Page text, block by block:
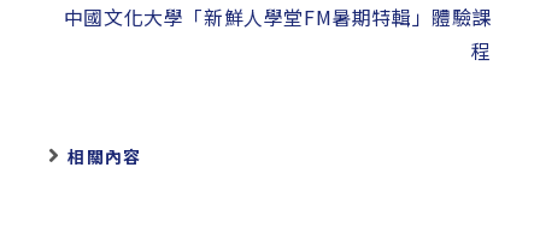
中國文化大學「新鮮人學堂FM暑期特輯」體驗課
程
相關內容